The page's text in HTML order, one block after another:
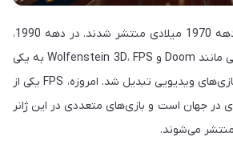
اولین بازی‌های FPS در دهه 1970 میلادی منتشر شدند. در دهه 1990،
با انتشار بازی‌های محبوبی مانند Doom و Wolfenstein 3D، FPS به یکی
از محبوب‌ترین ژانرهای بازی‌های ویدیویی تبدیل شد. امروزه، FPS یکی از
در جهان است و بازی‌های متعددی در این ژانر
می‌شوند.